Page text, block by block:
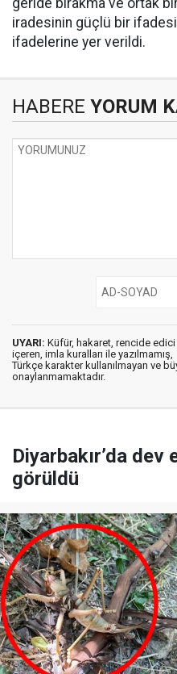
iradesinin güçlü bir ifadesi
ifadelerine yer verildi.
HABERE YORUM
UYARI: Küfür, hakaret, rencide edici
içeren, imla kuralları ile yazılmamış,
Türkçe karakter kullanılmayan ve
onaylanmamaktadır.
Diyarbakır’da
görüldü